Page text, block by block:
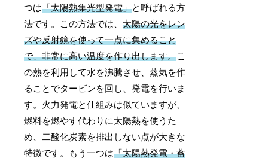
つは「太陽熱集光型発電」と呼ばれる方
法です。この方法では、太陽の光をレン
ズや反射鏡を使って一点に集めること
で、非常に高い温度を作り出します。こ
の熱を利用して水を沸騰させ、蒸気を作
ることでタービンを回し、発電を行いま
す。火力発電と仕組みは似ていますが、
燃料を燃やす代わりに太陽熱を使うた
め、二酸化炭素を排出しない点が大きな
特徴です。もう一つは「太陽熱発電・蓄